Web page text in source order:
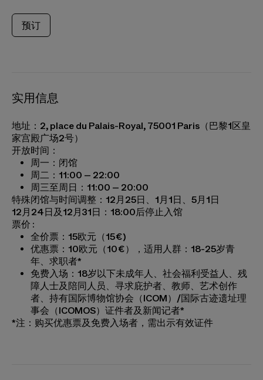
预订
实用信息
地址：2, place du Palais-Royal, 75001 Paris（巴黎1区皇
家宫殿广场2号）
开放时间：
周一：闭馆
周二：11:00 – 22:00
周三至周日：11:00 – 20:00
特殊闭馆与时间调整：12月25日、1月1日、5月1日
12月24日及12月31日：18:00后停止入馆
票价 :
全价票：15欧元（15€)
优惠票：10欧元（10€），适用人群：18-25岁青
年、求职者*
免费入场：18岁以下未成年人、社会福利受益人、残
障人士及陪同人员、寻求庇护者、教师、艺术创作
者、持有国际博物馆协会（ICOM）/国际古迹遗址理
事会（ICOMOS）证件者及新闻记者*
*注：购买优惠票及免费入场者，需出示有效证件